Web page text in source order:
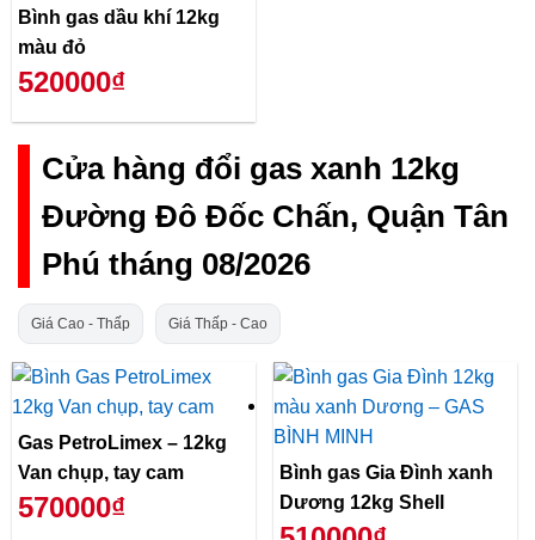
Bình gas dầu khí 12kg
màu đỏ
520000₫
Cửa hàng đổi gas xanh 12kg
Đường Đô Đốc Chấn, Quận Tân
Phú tháng 08/2026
Giá Cao - Thấp Giá Thấp - Cao
Gas PetroLimex – 12kg
Van chụp, tay cam
570000₫
Bình gas Gia Đình xanh
Dương 12kg Shell